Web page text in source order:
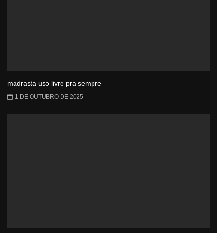
madrasta uso livre pra sempre
1 DE OUTUBRO DE 2025